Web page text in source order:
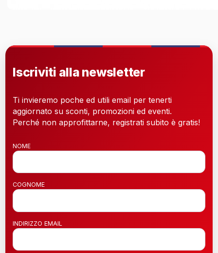
Iscriviti alla newsletter
Ti invieremo poche ed utili email per tenerti
aggiornato su sconti, promozioni ed eventi.
Perché non approfittarne, registrati subito è gratis!
NOME
COGNOME
INDIRIZZO EMAIL